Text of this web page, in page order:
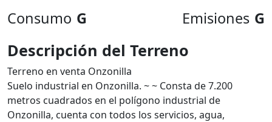
Consumo G Emisiones G
Descripción del Terreno
Terreno en venta Onzonilla
Suelo industrial en Onzonilla. ~ ~ Consta de 7.200
metros cuadrados en el polígono industrial de
Onzonilla, cuenta con todos los servicios, agua,